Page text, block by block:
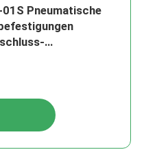
01S Pneumatische